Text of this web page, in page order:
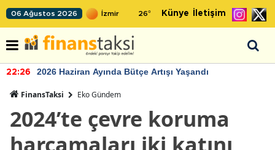
06 Ağustos 2026 26° Künye İletişim
22:26 2026 Haziran Ayında Bütçe Artışı Yaşandı
FinansTaksi Eko Gündem
2024’te çevre koruma
harcamaları iki katını